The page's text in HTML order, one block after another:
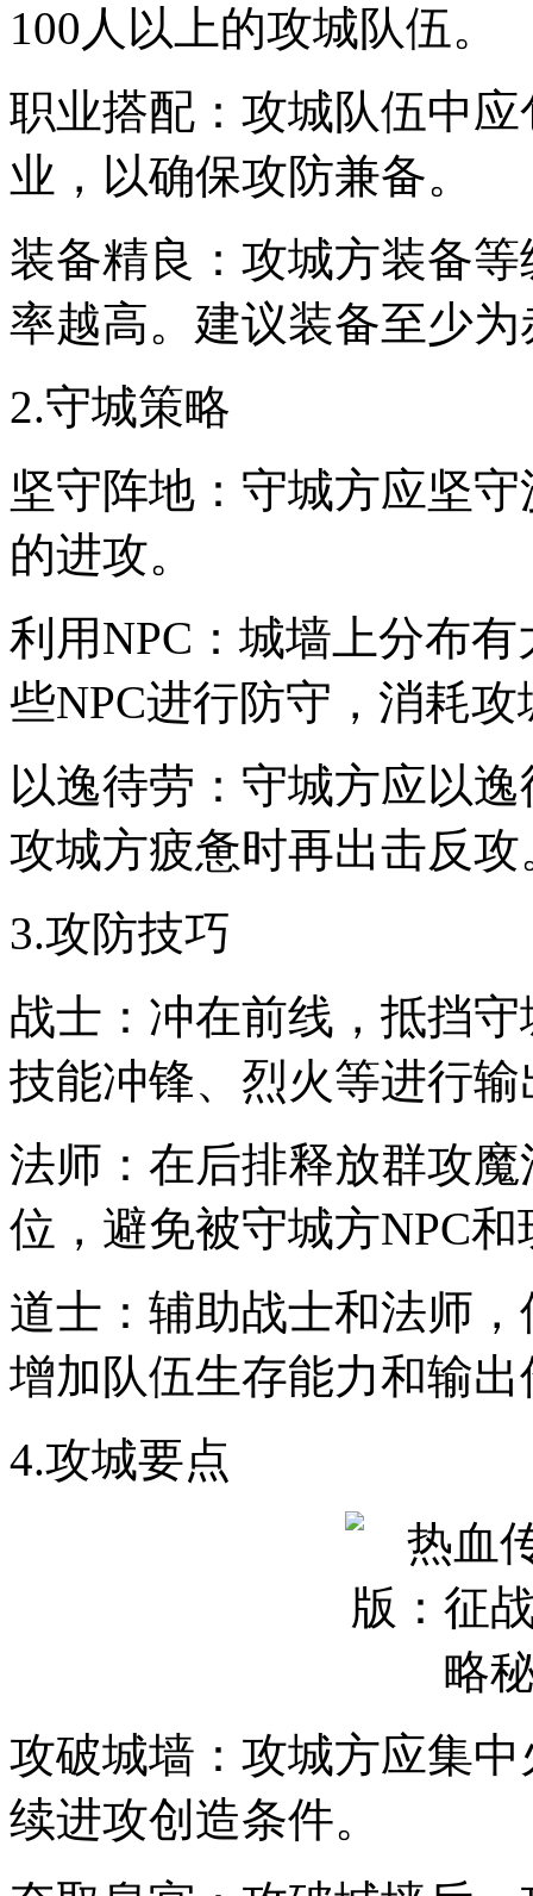
100人以上的攻城队伍。
职业搭配：攻城队伍中
业，以确保攻防兼备。
装备精良：攻城方装备
率越高。建议装备至少
2.守城策略
坚守阵地：守城方应坚
的进攻。
利用NPC：城墙上分布
些NPC进行防守，消耗
以逸待劳：守城方应以
攻城方疲惫时再出击反攻
3.攻防技巧
战士：冲在前线，抵挡
技能冲锋、烈火等进行输
法师：在后排释放群攻
位，避免被守城方NPC
道士：辅助战士和法师
增加队伍生存能力和输出
4.攻城要点
攻破城墙：攻城方应集
续进攻创造条件。